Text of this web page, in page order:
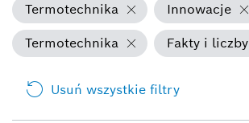
Termotechnika
Innowacje
Termotechnika
Fakty i liczby
Usuń wszystkie filtry